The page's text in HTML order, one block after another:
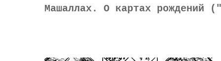
Машаллах. О картах рождений